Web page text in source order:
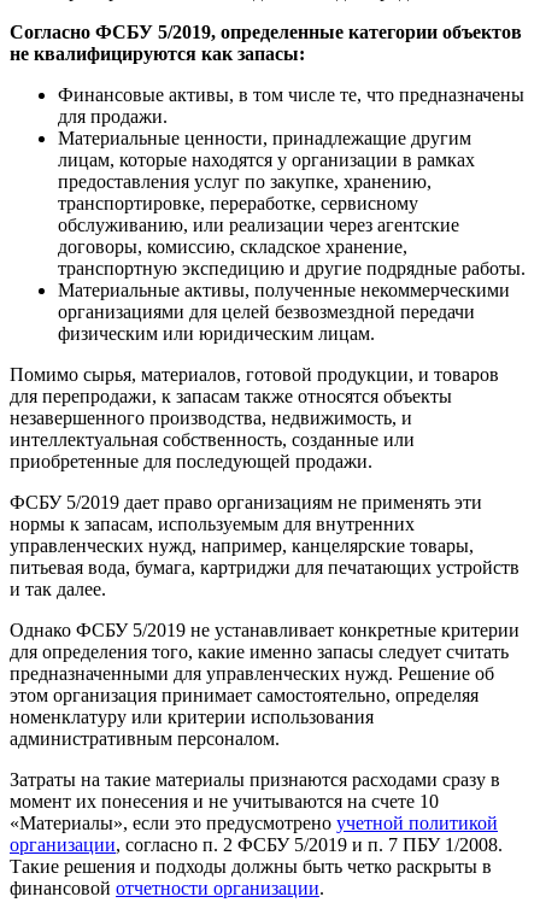
Согласно ФСБУ 5/2019, определенные категории объектов
не квалифицируются как запасы:
Финансовые активы, в том числе те, что предназначены
для продажи.
Материальные ценности, принадлежащие другим
лицам, которые находятся у организации в рамках
предоставления услуг по закупке, хранению,
транспортировке, переработке, сервисному
обслуживанию, или реализации через агентские
договоры, комиссию, складское хранение,
транспортную экспедицию и другие подрядные работы.
Материальные активы, полученные некоммерческими
организациями для целей безвозмездной передачи
физическим или юридическим лицам.
Помимо сырья, материалов, готовой продукции, и товаров
для перепродажи, к запасам также относятся объекты
незавершенного производства, недвижимость, и
интеллектуальная собственность, созданные или
приобретенные для последующей продажи.
ФСБУ 5/2019 дает право организациям не применять эти
нормы к запасам, используемым для внутренних
управленческих нужд, например, канцелярские товары,
питьевая вода, бумага, картриджи для печатающих устройств
и так далее.
Однако ФСБУ 5/2019 не устанавливает конкретные критерии
для определения того, какие именно запасы следует считать
предназначенными для управленческих нужд. Решение об
этом организация принимает самостоятельно, определяя
номенклатуру или критерии использования
административным персоналом.
Затраты на такие материалы признаются расходами сразу в
момент их понесения и не учитываются на счете 10
«Материалы», если это предусмотрено учетной политикой
организации, согласно п. 2 ФСБУ 5/2019 и п. 7 ПБУ 1/2008.
Такие решения и подходы должны быть четко раскрыты в
финансовой отчетности организации.